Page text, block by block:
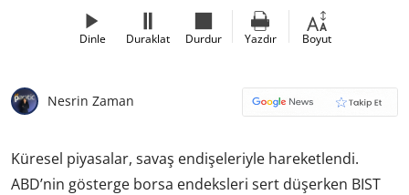
Dinle Duraklat Durdur Yazdır Boyut
Nesrin Zaman
Küresel piyasalar, savaş endişeleriyle hareketlendi.
ABD’nin gösterge borsa endeksleri sert düşerken BIST